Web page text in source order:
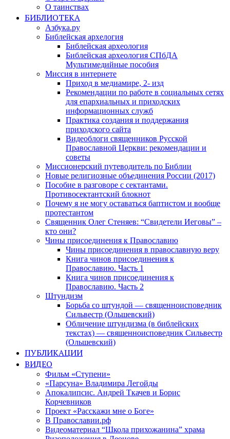
О таинствах
БИБЛИОТЕКА
Азбука.ру
Библейская архелогия
Библейская археология
Библейская археология СПбДА
Мультимедийные пособия
Миссия в интернете
Приход в медиамире, 2- изд
Рекомендации по работе в социальных сетях
для епархиальных и приходских
информационных служб
Практика создания и поддержания
приходского сайта
Видеоблоги священников Русской
Православной Церкви: рекомендации и
советы
Миссионерский путеводитель по Библии
Новые религиозные объединения России (2017)
Пособие в разговоре с сектантами.
Противосектантский блокнот
Почему я не могу оставаться баптистом и вообще
протестантом
Священник Олег Стеняев: “Свидетели Иеговы” –
кто они?
Чины присоединения к Православию
Чины присоединения в православную веру
Книга чинов присоединения к
Православию. Часть 1
Книга чинов присоединения к
Православию. Часть 2
Штундизм
Борьба со штундой — священноисповедник
Сильвестр (Ольшевский)
Обличение штундизма (в библейских
текстах) — священноисповедник Сильвестр
(Ольшевский)
ПУБЛИКАЦИИ
ВИДЕО
Фильм «Ступени»
«Парсуна» Владимира Легойды
Апокалипсис. Андрей Ткачев и Борис
Корчевников
Проект «Расскажи мне о Боге»
В Православии.рф
Видеоматериал “Школа прихожанина” храма